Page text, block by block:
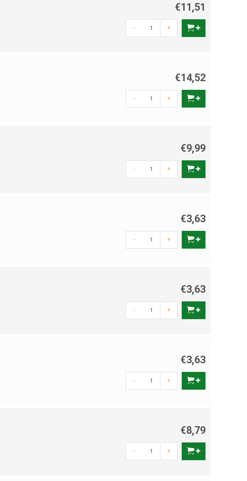
€11,51
- +
€14,52
- +
€9,99
- +
€3,63
- +
€3,63
- +
€3,63
- +
€8,79
- +